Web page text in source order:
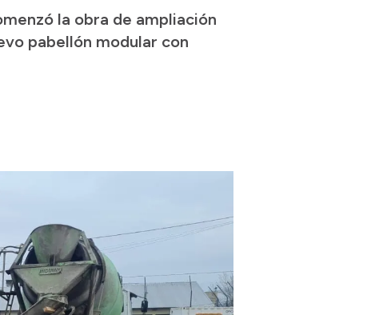
la obra de ampliación
pabellón modular con